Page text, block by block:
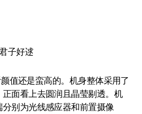
子好逑
值还是蛮高的。机身整体采用了
面看上去圆润且晶莹剔透。机
别为光线感应器和前置摄像